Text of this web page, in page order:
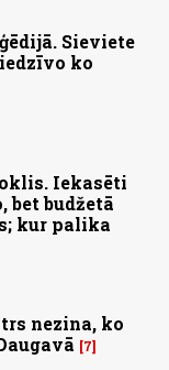
Sieviete
ko
Iekasēti
bet budžetā
kur palika
nezina, ko
7